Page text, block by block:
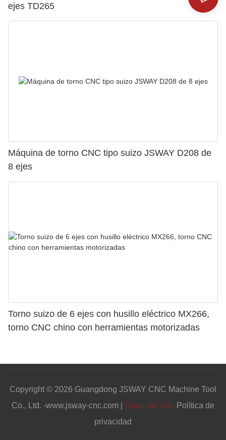
ejes TD265
Máquina de torno CNC tipo suizo JSWAY D208 de
8 ejes
Torno suizo de 6 ejes con husillo eléctrico MX266,
torno CNC chino con herramientas motorizadas
Copyright © 2026 Guangdong JSWAY CNC Machine Tool
Co., Ltd. -www.jsway-cnc.com |
Mapa del sitio Política de
privacidad